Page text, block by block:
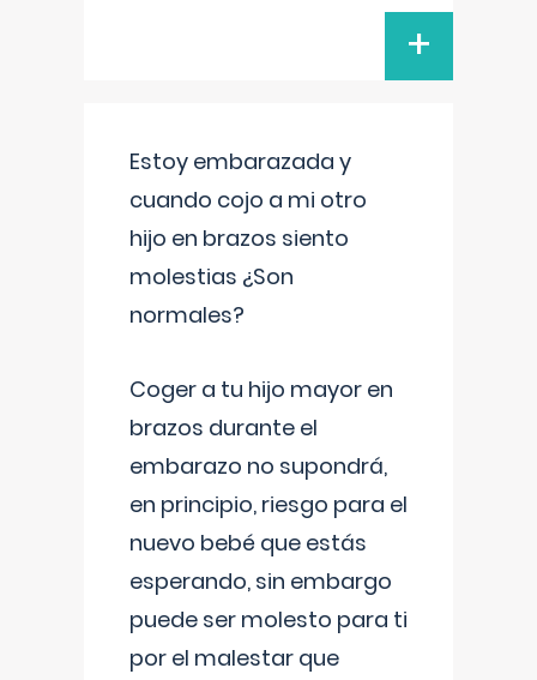
+
Estoy embarazada y
cuando cojo a mi otro
hijo en brazos siento
molestias ¿Son
normales?
Coger a tu hijo mayor en
brazos durante el
embarazo no supondrá,
en principio, riesgo para el
nuevo bebé que estás
esperando, sin embargo
puede ser molesto para ti
por el malestar que